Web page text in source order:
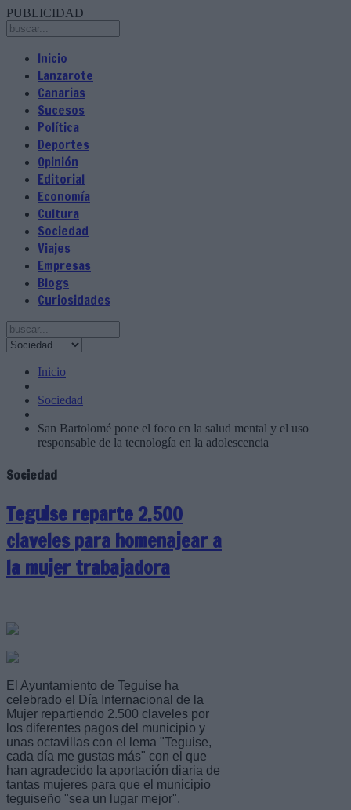
PUBLICIDAD
Inicio
Lanzarote
Canarias
Sucesos
Política
Deportes
Opinión
Editorial
Economía
Cultura
Sociedad
Viajes
Empresas
Blogs
Curiosidades
Inicio
Sociedad
San Bartolomé pone el foco en la salud mental y el uso
responsable de la tecnología en la adolescencia
Sociedad
Teguise reparte 2.500
claveles para homenajear a
la mujer trabajadora
El Ayuntamiento de Teguise ha
celebrado el Día Internacional de la
Mujer repartiendo 2.500 claveles por
los diferentes pagos del municipio y
unas octavillas con el lema "Teguise,
cada día me gustas más" con el que
han agradecido la aportación diaria de
tantas mujeres para que el municipio
teguiseño "sea un lugar mejor".